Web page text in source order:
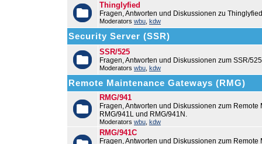
Thinglyfied
Fragen, Antworten und Diskussionen zu Thinglyfied
Moderators wbu kdw
Security Server (SSR)
SSR/525
Fragen, Antworten und Diskussionen zum SSR/525
Moderators wbu kdw
Remote Maintenance Gateways (RMG)
RMG/941
Fragen, Antworten und Diskussionen zum
RMG/941L und RMG/941N.
Moderators wbu kdw
RMG/941C
Fragen, Antworten und Diskussionen zum